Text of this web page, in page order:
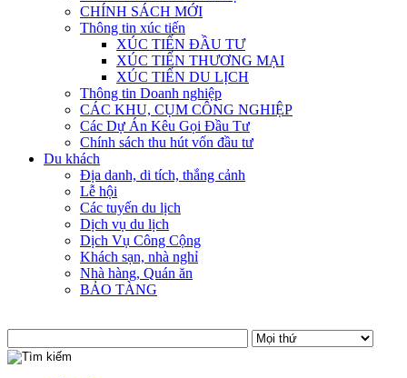
CHÍNH SÁCH MỚI
Thông tin xúc tiến
XÚC TIẾN ĐẦU TƯ
XÚC TIẾN THƯƠNG MẠI
XÚC TIẾN DU LỊCH
Thông tin Doanh nghiệp
CÁC KHU, CỤM CÔNG NGHIỆP
Các Dự Án Kêu Gọi Đầu Tư
Chính sách thu hút vốn đầu tư
Du khách
Địa danh, di tích, thắng cảnh
Lễ hội
Các tuyến du lịch
Dịch vụ du lịch
Dịch Vụ Công Cộng
Khách sạn, nhà nghỉ
Nhà hàng, Quán ăn
BẢO TÀNG